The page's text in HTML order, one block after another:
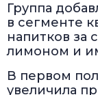
Группа
в сегменте
напитков за
лимоном и
В первом
увеличила